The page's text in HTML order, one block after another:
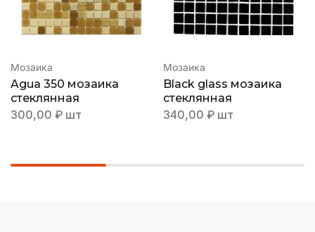
Мозаика
Agua 350 мозаика
стеклянная
300,00 ₽ шт
Мозаика
Black glass мозаика
стеклянная
340,00 ₽ шт